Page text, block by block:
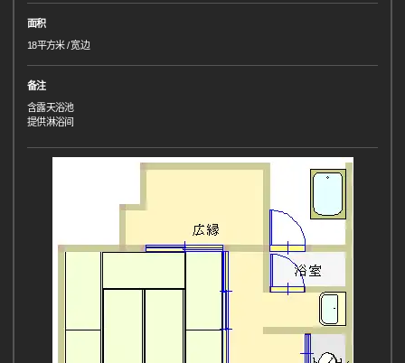
面积
18平方米 / 宽边
备注
含露天浴池
提供淋浴间